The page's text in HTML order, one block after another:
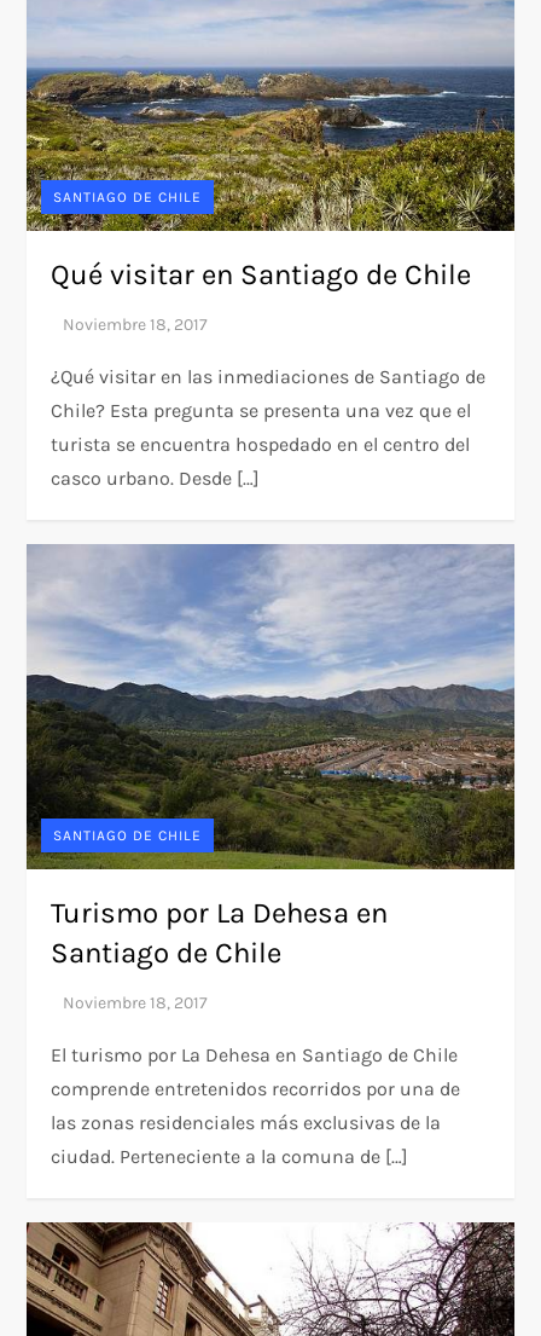
SANTIAGO DE CHILE
Qué visitar en Santiago de Chile
¿Qué visitar en las inmediaciones de Santiago de
Chile? Esta pregunta se presenta una vez que el
turista se encuentra hospedado en el centro del
casco urbano. Desde […]
SANTIAGO DE CHILE
Turismo por La Dehesa en
Santiago de Chile
El turismo por La Dehesa en Santiago de Chile
comprende entretenidos recorridos por una de
las zonas residenciales más exclusivas de la
ciudad. Perteneciente a la comuna de […]